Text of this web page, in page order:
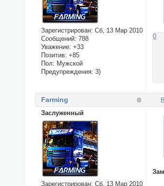
Зарегистрирован: Сб, 13 Мар 2010
Сообщений: 788
Уважение: +33
Позитив: +85
Пол: Мужской
Предупреждения: 3)
0
Farming
Заслуженный
Зарегистрирован: Сб, 13 Мар 2010